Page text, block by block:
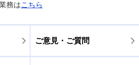
務はこちら
ご意見・ご質問